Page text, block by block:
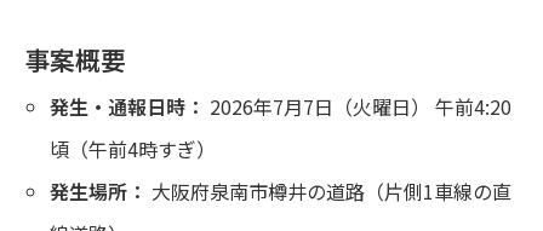
事案概要
発生・通報日時： 2026年7月7日（火曜日） 午前4:20
頃（午前4時すぎ）
発生場所： 大阪府泉南市樽井の道路（片側1車線の直